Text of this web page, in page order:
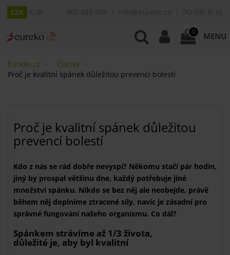
CZK
0 MENU
Eureko.cz
Články
Proč je kvalitní spánek důležitou prevencí bolestí
Proč je kvalitní spánek důležitou
prevencí bolestí
Kdo z nás se rád dobře nevyspí? Někomu stačí pár hodin,
jiný by prospal většinu dne, každý potřebuje jiné
množství spánku. Nikdo se bez něj ale neobejde, právě
během něj doplníme ztracené síly, navíc je zásadní pro
správné fungování našeho organismu. Co dál?
Spánkem strávíme až 1/3 života,
důležité je, aby byl kvalitní